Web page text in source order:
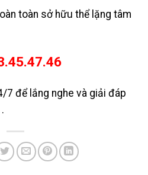
toàn sở hữu thể lặng tâm
để lắng nghe và giải đáp